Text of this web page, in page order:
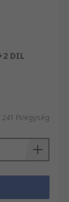
DIL
Ft/egység